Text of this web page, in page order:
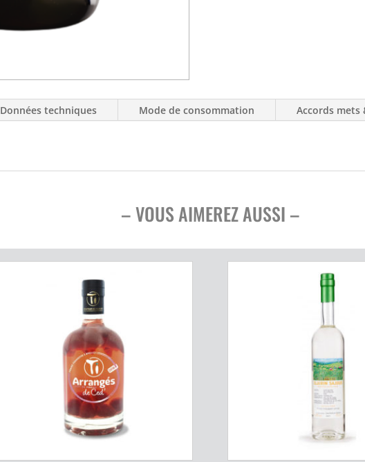
Données techniques Mode de consommation Accords mets
– VOUS AIMEREZ AUSSI –